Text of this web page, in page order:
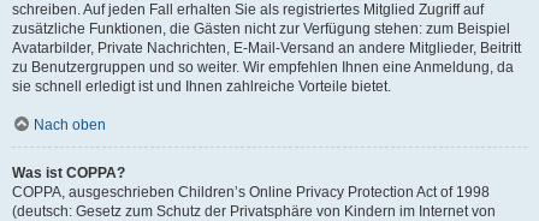
schreiben. Auf jeden Fall erhalten Sie als registriertes Mitglied Zugriff auf
zusätzliche Funktionen, die Gästen nicht zur Verfügung stehen: zum Beispiel
Avatarbilder, Private Nachrichten, E-Mail-Versand an andere Mitglieder, Beitritt
zu Benutzergruppen und so weiter. Wir empfehlen Ihnen eine Anmeldung, da
sie schnell erledigt ist und Ihnen zahlreiche Vorteile bietet.
Nach oben
Was ist COPPA?
COPPA, ausgeschrieben Children’s Online Privacy Protection Act of 1998
(deutsch: Gesetz zum Schutz der Privatsphäre von Kindern im Internet von